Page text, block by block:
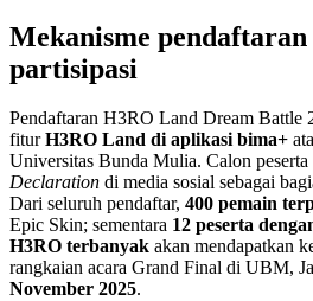
Mekanisme
partisipasi
Pendaftaran H3RO Land Dream Battle
fiturH3RO Land di aplikasi bima+
Universitas Bunda Mulia. Calon
Declaration di media sosial sebagai
Dari seluruh pendaftar, 400 pemain
Epic Skin; sementara 12 peserta
H3RO terbanyak akan mendapatkan
rangkaian acara Grand Final di UBM,
November 2025.